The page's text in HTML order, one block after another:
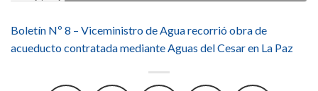
Boletín Nº 8 – Viceministro de Agua recorrió obra de
acueducto contratada mediante Aguas del Cesar en La Paz